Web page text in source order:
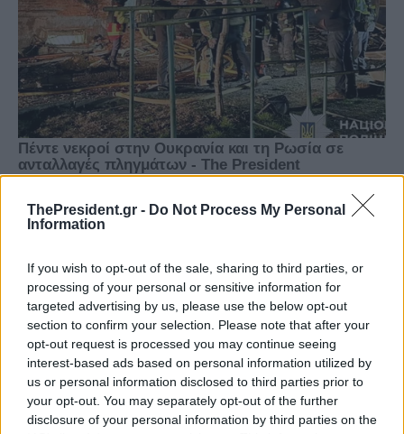
ThePresident.gr - Do Not Process My Personal
Information
If you wish to opt-out of the sale, sharing to third parties, or
processing of your personal or sensitive information for
targeted advertising by us, please use the below opt-out
section to confirm your selection. Please note that after your
opt-out request is processed you may continue seeing
interest-based ads based on personal information utilized by
us or personal information disclosed to third parties prior to
your opt-out. You may separately opt-out of the further
disclosure of your personal information by third parties on the